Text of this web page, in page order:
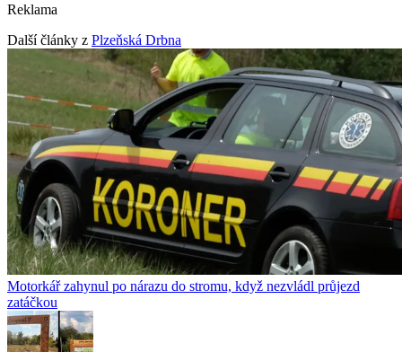
Reklama
Další články z Plzeňská Drbna
Motorkář zahynul po nárazu do stromu, když nezvládl průjezd
zatáčkou